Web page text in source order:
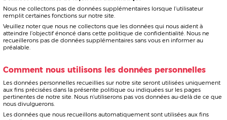
n’est enregistrée, stockée sur quelqu’outil informatique que ce soit en interne.
De même les adresses mails (utilisées après votre consentement), informations
relatives et mails sont stockés et consultés en utilisant le protocole IMAP en
Cloud sur les serveurs d’OVH CloudetAPPLE iCloud . Vous pouvez accéder à la
politique de confidentialité et mesures de sécurité d’OVHcloudet celle
d’Apple iCloud .
Alors que nous prenons toutes les précautions raisonnables pour nous assurer
que nos données d’utilisateur sont sécurisées et que les utilisateurs sont
des données des utilisateurs au-delà de ce qui est raisonnablement pratique.
Mineurs
Le RGPD précise que les personnes de moins de 15 ans sont considérées
comme des mineurs aux fins de la collecte de données. Les mineurs doivent
avoir le consentement d’un représentant légal pour que leurs données soient
recueillies, traitées et utilisées.
Vos droits en tant qu’utilisateur
concernées :